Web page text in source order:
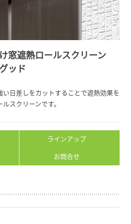
窓遮熱ロールスクリーン
ッド
い日差しをカットすることで遮熱効果を
スクリーンです。
ラインアップ
お問合せ